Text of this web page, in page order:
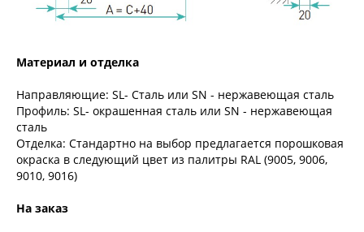
Материал и отделка
Направляющие: SL- Сталь или SN - нержавеющая сталь
Профиль: SL- окрашенная сталь или SN - нержавеющая
сталь
Отделка: Стандартно на выбор предлагается порошковая
окраска в следующий цвет из палитры RAL (9005, 9006,
9010, 9016)
На заказ